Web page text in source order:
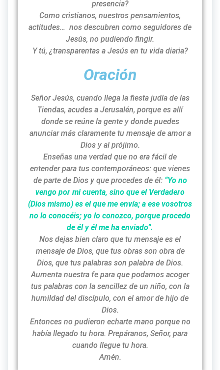
presencia?
Como cristianos, nuestros pensamientos,
actitudes… nos descubren como seguidores de
Jesús, no pudiendo fingir.
Y tú, ¿transparentas a Jesús en tu vida diaria?
Oración
Señor Jesús, cuando llega la fiesta judía de las
Tiendas, acudes a Jerusalén, porque es allí
donde se reúne la gente y donde puedes
anunciar más claramente tu mensaje de amor a
Dios y al prójimo.
Enseñas una verdad que no era fácil de
entender para tus contemporáneos: que vienes
de parte de Dios y que procedes de él: “Yo no
vengo por mi cuenta, sino que el Verdadero
(Dios mismo) es el que me envía; a ese vosotros
no lo conocéis; yo lo conozco, porque procedo
de él y él me ha enviado”.
Nos dejas bien claro que tu mensaje es el
mensaje de Dios, que tus obras son obra de
Dios, que tus palabras son palabra de Dios.
Aumenta nuestra fe para que podamos acoger
tus palabras con la sencillez de un niño, con la
humildad del discípulo, con el amor de hijo de
Dios.
Entonces no pudieron echarte mano porque no
había llegado tu hora. Prepáranos, Señor, para
cuando llegue tu hora.
Amén.